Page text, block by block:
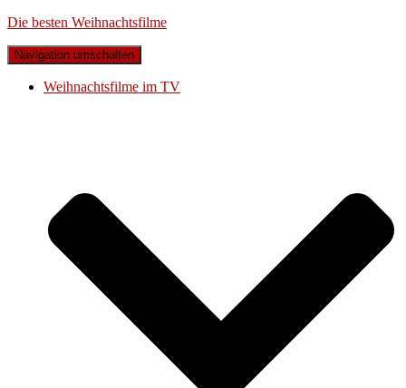
Die besten Weihnachtsfilme
Navigation umschalten
Weihnachtsfilme im TV